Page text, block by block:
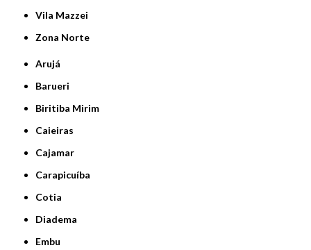
Vila Mazzei
Zona Norte
Arujá
Barueri
Biritiba Mirim
Caieiras
Cajamar
Carapicuíba
Cotia
Diadema
Embu